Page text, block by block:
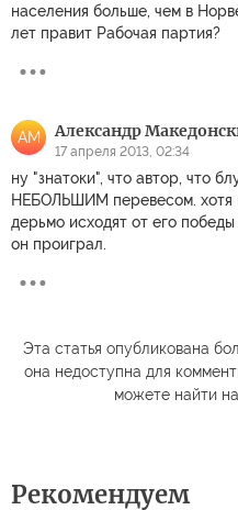
населения больше, чем в
лет правит Рабочая партия?
АМ Александр
17 апреля 2013, 02:34
ну "знатоки", что автор, что
НЕБОЛЬШИМ перевесом. хотя
дерьмо исходят от его
он проиграл.
Эта статья опубликована
она недоступна для
можете найти на
Рекомендуем